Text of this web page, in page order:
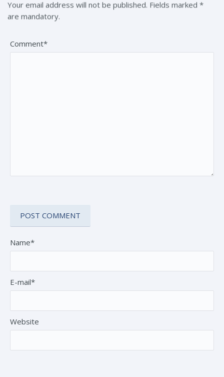
Your email address will not be published. Fields marked *
are mandatory.
Comment*
Name*
E-mail*
Website